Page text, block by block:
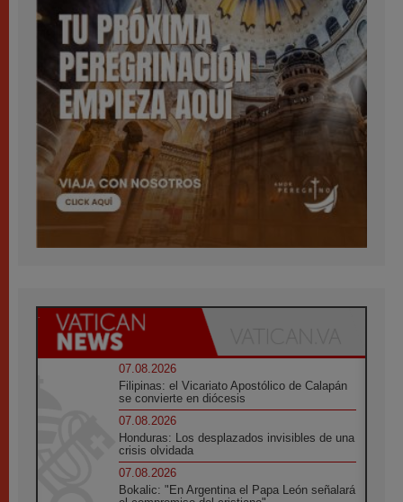
07.08.2026
Filipinas: el Vicariato Apostólico de Calapán
se convierte en diócesis
07.08.2026
Honduras: Los desplazados invisibles de una
crisis olvidada
07.08.2026
Bokalic: "En Argentina el Papa León señalará